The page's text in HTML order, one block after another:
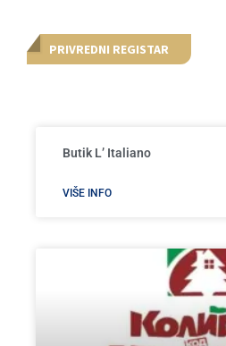
PRIVREDNI REGISTAR
Butik L’ Italiano
VIŠE INFO